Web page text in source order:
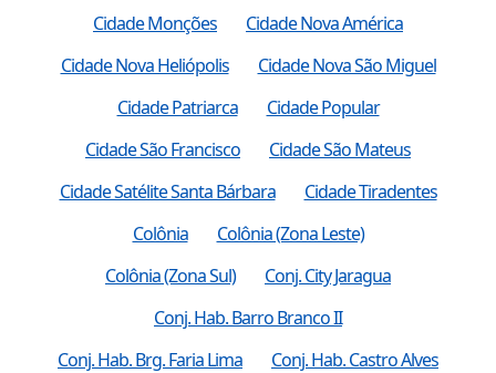
Cidade Monções
Cidade Nova América
Cidade Nova Heliópolis
Cidade Nova São Miguel
Cidade Patriarca
Cidade Popular
Cidade São Francisco
Cidade São Mateus
Cidade Satélite Santa Bárbara
Cidade Tiradentes
Colônia
Colônia (Zona Leste)
Colônia (Zona Sul)
Conj. City Jaragua
Conj. Hab. Barro Branco II
Conj. Hab. Brg. Faria Lima
Conj. Hab. Castro Alves